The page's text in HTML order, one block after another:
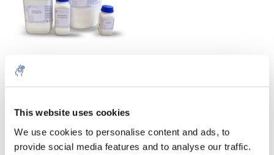
This website uses cookies
We use cookies to personalise content and ads, to
provide social media features and to analyse our traffic.
Natriumnitraat 99+%,
puur, foodgrade, E 251